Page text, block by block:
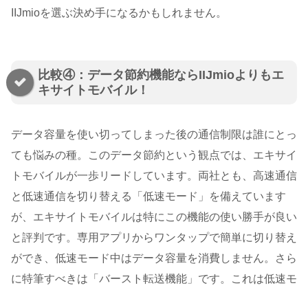
IIJmioを選ぶ決め手になるかもしれません。
比較④：データ節約機能ならIIJmioよりもエ
キサイトモバイル！
データ容量を使い切ってしまった後の通信制限は誰にとっ
ても悩みの種。このデータ節約という観点では、エキサイ
トモバイルが一歩リードしています。両社とも、高速通信
と低速通信を切り替える「低速モード」を備えています
が、エキサイトモバイルは特にこの機能の使い勝手が良い
と評判です。専用アプリからワンタップで簡単に切り替え
ができ、低速モード中はデータ容量を消費しません。さら
に特筆すべきは「バースト転送機能」です。これは低速モ